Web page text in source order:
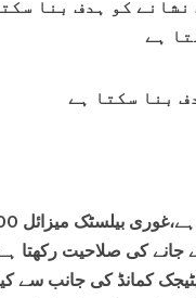
ہے جو 1300 کلومیٹر تک نشانے کو ہدف
ہے
جانے کی صلاحیت رکھتا
کمانڈ کی جانب سے